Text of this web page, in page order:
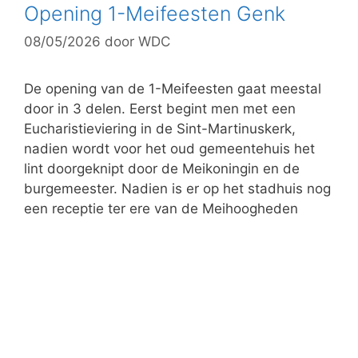
g
o
r
e
ë
n
Opening 1-Meifeesten Genk
08/05/2026 door WDC
De opening van de 1-Meifeesten gaat meestal
door in 3 delen. Eerst begint men met een
Eucharistieviering in de Sint-Martinuskerk,
nadien wordt voor het oud gemeentehuis het
lint doorgeknipt door de Meikoningin en de
burgemeester. Nadien is er op het stadhuis nog
een receptie ter ere van de Meihoogheden